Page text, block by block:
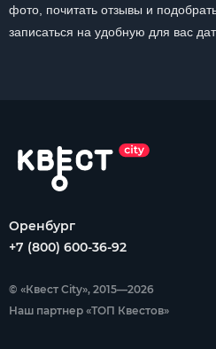
фото, почитать отзывы и
записаться на удобную для вас
Оренбург
+7 (800) 600-36-92
© «Квест City», 2015—2026
Наш партнер «ТОП Квестов»